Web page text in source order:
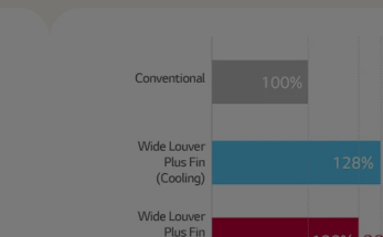
y el módulo del compresor alcanza los 70 m, lo
condiciones de instalación flexibles con